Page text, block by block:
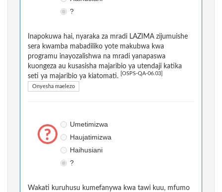
?
Inapokuwa hai, nyaraka za mradi LAZIMA zijumuishe
sera kwamba mabadiliko yote makubwa kwa
programu inayozalishwa na mradi yanapaswa
kuongeza au kusasisha majaribio ya utendaji katika
seti ya majaribio ya kiatomati.
[OSPS-QA-06.03]
Onyesha maelezo
Umetimizwa
Haujatimizwa
Haihusiani
?
Wakati kuruhusu kumefanywa kwa tawi kuu, mfumo